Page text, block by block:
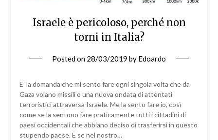
Israele è pericoloso, perché non
torni in Italia?
Posted on 28/03/2019 by Edoardo
E’ la domanda che mi sento fare ogni singola volta che da
Gaza volano missili o una nuova ondata di attentati
terroristici attraversa Israele. Me la sento fare io, così
come se la sentono fare praticamente tutti i cittadini di
paesi occidentali che abbiano deciso di trasferirsi in questo
stupendo paese. E se nel nostro…